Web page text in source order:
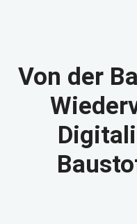
Von der